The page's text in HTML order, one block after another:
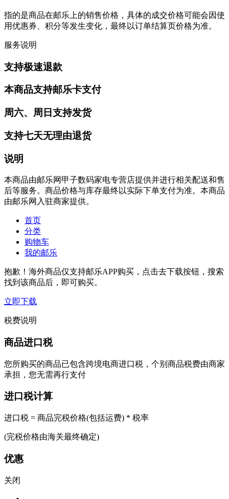
指的是商品在邮乐上的销售价格，具体的成交价格可能会因使
用优惠券、积分等发生变化，最终以订单结算页价格为准。
服务说明
支持极速退款
本商品支持邮乐卡支付
周六、周日支持发货
支持七天无理由退货
说明
本商品由邮乐网甲子数码家电专营店提供并进行相关配送和售
后等服务。商品价格与库存最终以实际下单支付为准。本商品
由邮乐网入驻商家提供。
首页
分类
购物车
我的邮乐
抱歉！海外商品仅支持邮乐APP购买，点击去下载按钮，搜索
找到该商品后，即可购买。
立即下载
税费说明
商品进口税
您所购买的商品已包含跨境电商进口税，个别商品税费由商家
承担，您无需再行支付
进口税计算
进口税 = 商品完税价格(包括运费) * 税率
(完税价格由海关最终确定)
优惠
关闭